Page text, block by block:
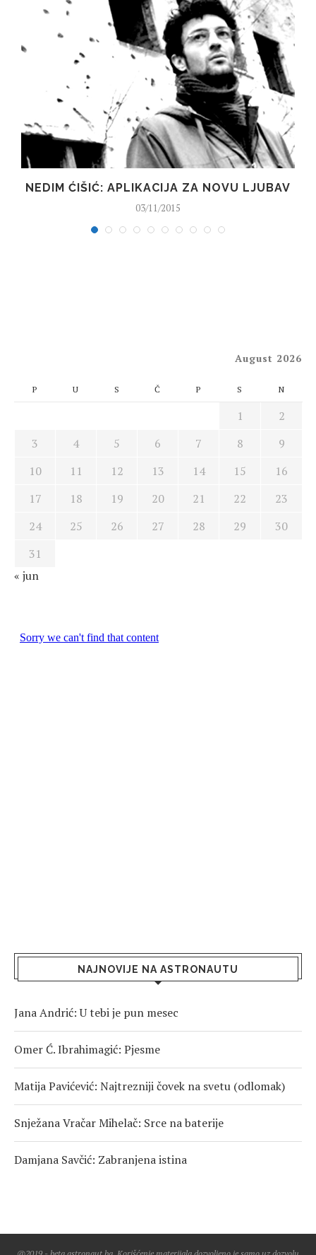
NEDIM ĆIŠIĆ: APLIKACIJA ZA NOVU LJUBAV
03/11/2015
August 2026
P U S Č P S N
1
2
3
4 5 6 7 8
9
10
11 12 13 14 15
16
17
18 19 20 21 22
23
24
25 26 27 28 29
30
31
« jun
NAJNOVIJE NA ASTRONAUTU
Jana Andrić: U tebi je pun mesec
Omer Ć. Ibrahimagić: Pjesme
Matija Pavićević: Najtrezniji čovek na svetu (odlomak)
Snježana Vračar Mihelač: Srce na baterije
Damjana Savčić: Zabranjena istina